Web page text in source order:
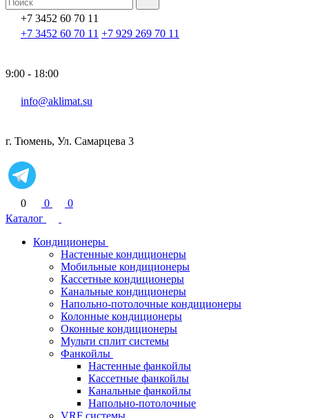
+7 3452 60 70 11
+7 3452 60 70 11 +7 929 269 70 11
9:00 - 18:00
info@aklimat.su
г. Тюмень, Ул. Самарцева 3
0 0
0
Каталог
Кондиционеры
Настенные кондиционеры
Мобильные кондиционеры
Кассетные кондиционеры
Канальные кондиционеры
Напольно-потолочные кондиционеры
Колонные кондиционеры
Оконные кондиционеры
Мульти сплит системы
Фанкойлы
Настенные фанкойлы
Кассетные фанкойлы
Канальные фанкойлы
Напольно-потолочные
VRF системы